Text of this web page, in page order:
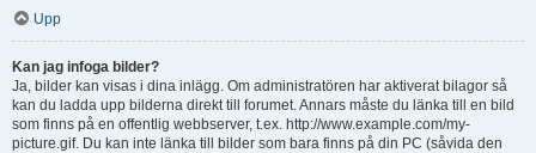
Upp
Kan jag infoga bilder?
Ja, bilder kan visas i dina inlägg. Om administratören har aktiverat bilagor så
kan du ladda upp bilderna direkt till forumet. Annars måste du länka till en bild
som finns på en offentlig webbserver, t.ex. http://www.example.com/my-
picture.gif. Du kan inte länka till bilder som bara finns på din PC (såvida den